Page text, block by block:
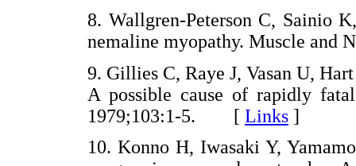
8. Wallgren-Peterson C, Sainio
nemaline myopathy. Muscle
9. Gillies C, Raye J, Vasan U,
A possible cause of rapidly
1979;103:1-5. [ Links ]
10. Konno H, Iwasaki Y,